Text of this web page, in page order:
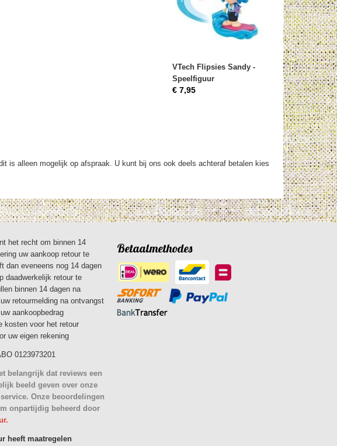
VTech Flipsies Sandy -
Speelfiguur
€ 7,95
is alleen mogelijk op afspraak. U kunt bij ons ook deels achteraf betalen kies
het recht om binnen 14
uw aankoop retour te
dan eveneens nog 14 dagen
daadwerkelijk retour te
binnen 14 dagen na
retourmelding na ontvangst
aankoopbedrag
kosten voor het retour
uw eigen rekening
0123973201
belangrijk dat reviews een
beeld geven over onze
Onze beoordelingen
onpartijdig beheerd door
heeft maatregelen
Betaalmethodes